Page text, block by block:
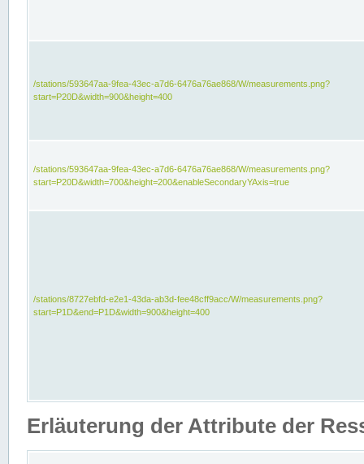
/stations/593647aa-9fea-43ec-a7d6-6476a76ae868/W/measurements.png?
start=P20D&width=900&height=400
/stations/593647aa-9fea-43ec-a7d6-6476a76ae868/W/measurements.png?
start=P20D&width=700&height=200&enableSecondaryYAxis=true
/stations/8727ebfd-e2e1-43da-ab3d-fee48cff9acc/W/measurements.png?
start=P1D&end=P1D&width=900&height=400
Erläuterung der Attribute der